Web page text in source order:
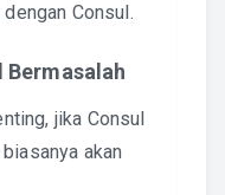
Consul.
Bermasalah
jika Consul
akan